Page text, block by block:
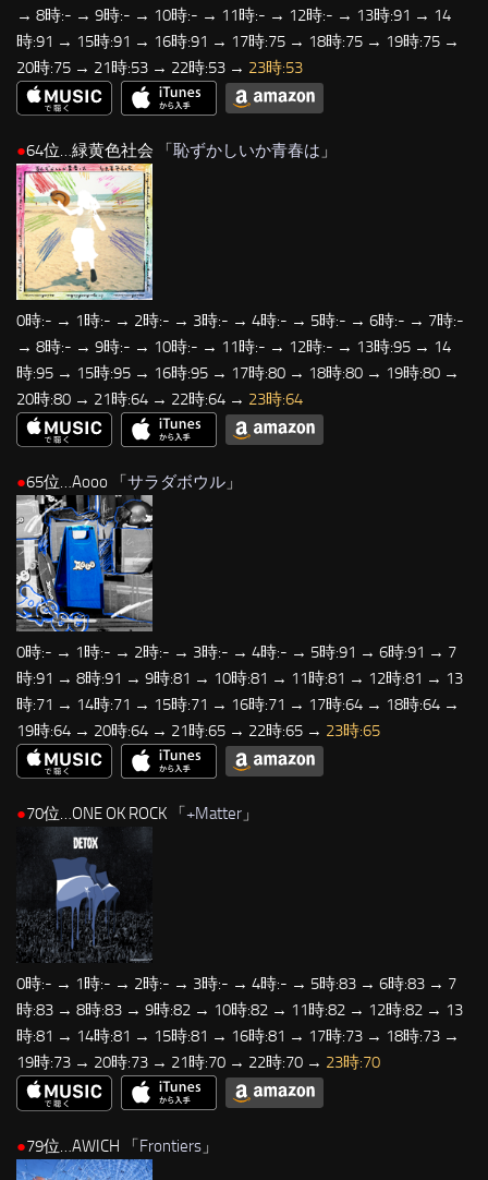
→ 8時:- → 9時:- → 10時:- → 11時:- → 12時:- → 13時:91 → 14
時:91 → 15時:91 → 16時:91 → 17時:75 → 18時:75 → 19時:75 →
20時:75 → 21時:53 → 22時:53 → 23時:53
●64位…緑黄色社会 「恥ずかしいか青春は 」
0時:- → 1時:- → 2時:- → 3時:- → 4時:- → 5時:- → 6時:- → 7時:-
→ 8時:- → 9時:- → 10時:- → 11時:- → 12時:- → 13時:95 → 14
時:95 → 15時:95 → 16時:95 → 17時:80 → 18時:80 → 19時:80 →
20時:80 → 21時:64 → 22時:64 → 23時:64
●65位…Aooo 「サラダボウル 」
0時:- → 1時:- → 2時:- → 3時:- → 4時:- → 5時:91 → 6時:91 → 7
時:91 → 8時:91 → 9時:81 → 10時:81 → 11時:81 → 12時:81 → 13
時:71 → 14時:71 → 15時:71 → 16時:71 → 17時:64 → 18時:64 →
19時:64 → 20時:64 → 21時:65 → 22時:65 → 23時:65
●70位…ONE OK ROCK 「 +Matter 」
0時:- → 1時:- → 2時:- → 3時:- → 4時:- → 5時:83 → 6時:83 → 7
時:83 → 8時:83 → 9時:82 → 10時:82 → 11時:82 → 12時:82 → 13
時:81 → 14時:81 → 15時:81 → 16時:81 → 17時:73 → 18時:73 →
19時:73 → 20時:73 → 21時:70 → 22時:70 → 23時:70
●79位…AWICH 「Frontiers 」